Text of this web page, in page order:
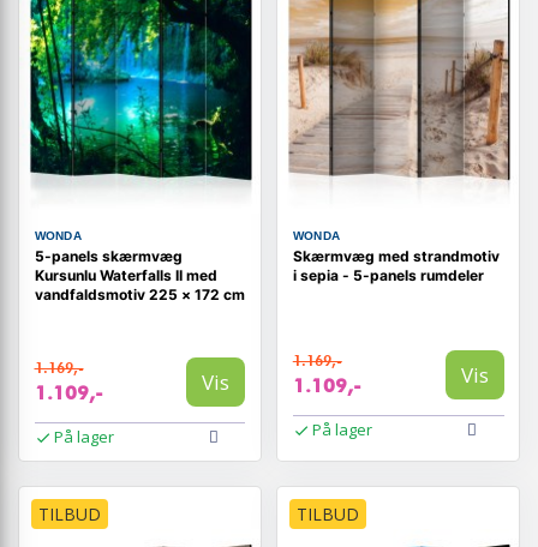
WONDA
5-panels skærmvæg
Kursunlu Waterfalls II med
vandfaldsmotiv 225 × 172 cm
1.169,-
1.109,- Vis
På lager
WONDA
Skærmvæg med strandmotiv
i sepia - 5-panels rumdeler
1.169,-
1.109,- Vis
På lager
TILBUD TILBUD